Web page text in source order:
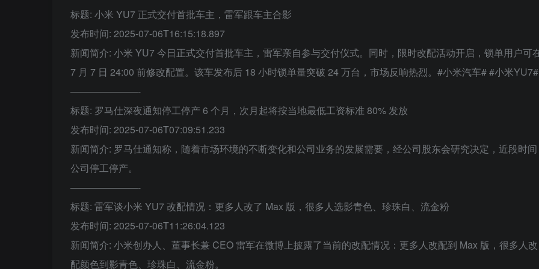
标题: 小米 YU7 正式交付首批车主，雷军跟车主合影
发布时间: 2025-07-06T16:15:18.897
新闻简介: 小米 YU7 今日正式交付首批车主，雷军亲自参与交付仪式。同时，限时改配活动开启，锁单用户可
7 月 7 日 24:00 前修改配置。该车发布后 18 小时锁单量突破 24 万台，市场反响热烈。#小米汽车# #小米YU7#
———————-
标题: 罗马仕深夜通知停工停产 6 个月，次月起将按当地最低工资标准 80% 发放
发布时间: 2025-07-06T07:09:51.233
新闻简介: 罗马仕通知称，随着市场环境的不断变化和公司业务的发展需要，经公司股东会研究决定，近段时间
公司停工停产。
———————-
标题: 雷军谈小米 YU7 改配情况：更多人改了 Max 版，很多人选影青色、珍珠白、流金粉
发布时间: 2025-07-06T11:26:04.123
新闻简介: 小米创办人、董事长兼 CEO 雷军在微博上披露了当前的改配情况：更多人改配到 Max 版，很多人改
配颜色到影青色、珍珠白、流金粉。